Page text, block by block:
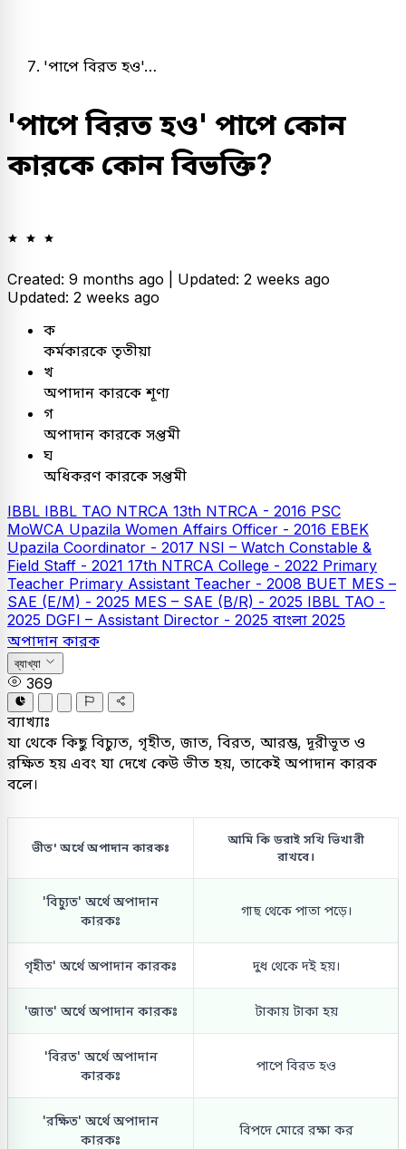
'পাপে বিরত হও'…
'পাপে বিরত হও' পাপে কোন
কারকে কোন বিভক্তি?
Created: 9 months ago | Updated: 2 weeks ago
Updated: 2 weeks ago
ক
কর্মকারকে তৃতীয়া
খ
অপাদান কারকে শূণ্য
গ
অপাদান কারকে সপ্তমী
ঘ
অধিকরণ কারকে সপ্তমী
IBBL IBBL TAO NTRCA 13th NTRCA - 2016 PSC
MoWCA Upazila Women Affairs Officer - 2016 EBEK
Upazila Coordinator - 2017 NSI – Watch Constable &
Field Staff - 2021 17th NTRCA College - 2022 Primary
Teacher Primary Assistant Teacher - 2008 BUET MES –
SAE (E/M) - 2025 MES – SAE (B/R) - 2025 IBBL TAO -
2025 DGFI – Assistant Director - 2025 বাংলা 2025
অপাদান কারক
ব্যাখ্যা
369
ব্যাখ্যাঃ
যা থেকে কিছু বিচ্যুত, গৃহীত, জাত, বিরত, আরম্ভ, দূরীভূত ও
রক্ষিত হয় এবং যা দেখে কেউ ভীত হয়, তাকেই অপাদান কারক
বলে।
ভীত' অর্থে অপাদান কারকঃ
আমি কি ডরাই সখি ভিখারী
রাখবে।
'বিচ্যুত' অর্থে অপাদান
কারকঃ
গাছ থেকে পাতা পড়ে।
গৃহীত' অর্থে অপাদান কারকঃ দুধ থেকে দই হয়।
'জাত' অর্থে অপাদান কারকঃ টাকায় টাকা হয়
'বিরত' অর্থে অপাদান
কারকঃ
পাপে বিরত হও
'রক্ষিত' অর্থে অপাদান
কারকঃ
বিপদে মোরে রক্ষা কর